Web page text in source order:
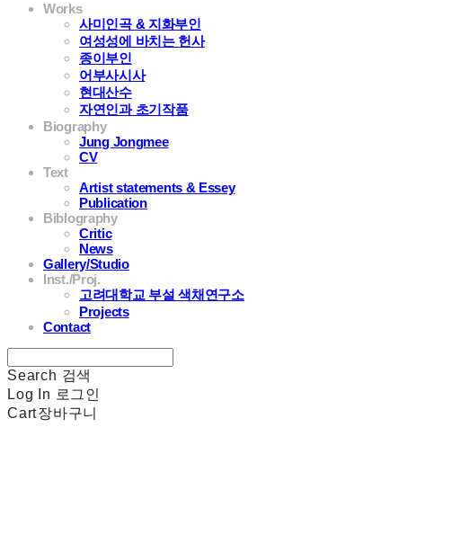
Works
사미인곡 & 지화부인
여성성에 바치는 헌사
종이부인
어부사시사
현대산수
자연인과 초기작품
Biography
Jung Jongmee
CV
Text
Artist statements & Essey
Publication
Biblography
Critic
News
Gallery/Studio
Inst./Proj.
고려대학교 부설 색채연구소
Projects
Contact
Search 검색
Log In 로그인
Cart장바구니